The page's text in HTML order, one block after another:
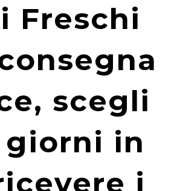
Freschi
scegli
in
i